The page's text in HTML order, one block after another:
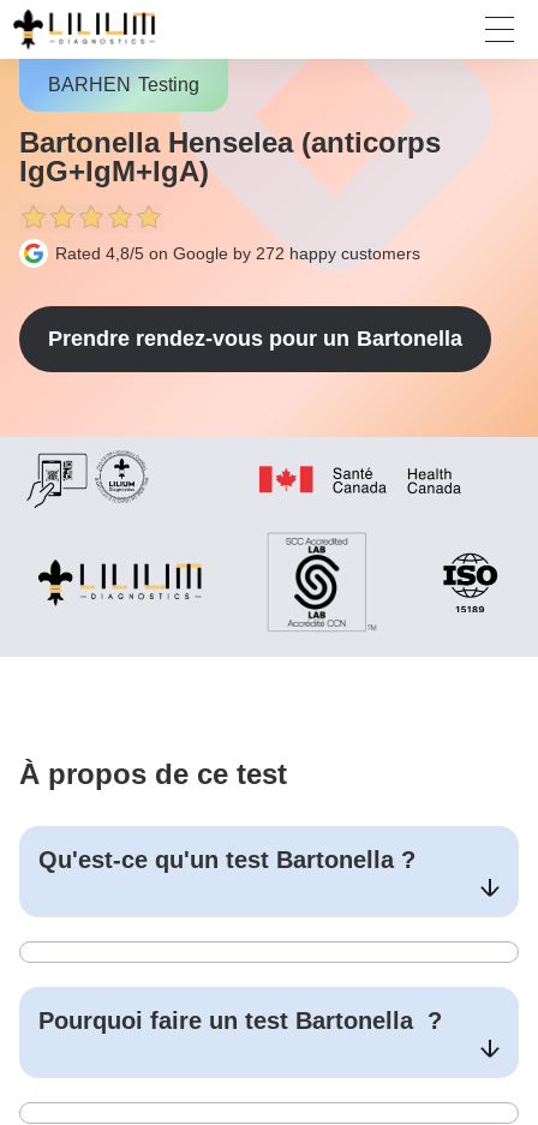
BARHEN Testing
Bartonella Henselea (anticorps
IgG+IgM+IgA)
Rated 4,8/5 on Google by 272 happy customers
Prendre rendez-vous pour un Bartonella
À propos de ce test
Qu'est-ce qu'un test Bartonella ?
Pourquoi faire un test Bartonella ?